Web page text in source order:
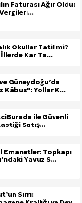
Faturası Ağır Oldu:
Okullar Tatil mi?
Kar Ta...
Güneydoğu’da
Kâbus": Yollar K...
ile Güvenli
Satış...
Emanetler: Topkapı
Yavuz S...
Sırrı:
Yumuşak